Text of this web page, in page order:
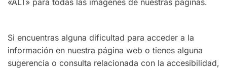
«ALT» para todas las imágenes de nuestras páginas.
Si encuentras alguna dificultad para acceder a la
información en nuestra página web o tienes alguna
sugerencia o consulta relacionada con la accesibilidad,